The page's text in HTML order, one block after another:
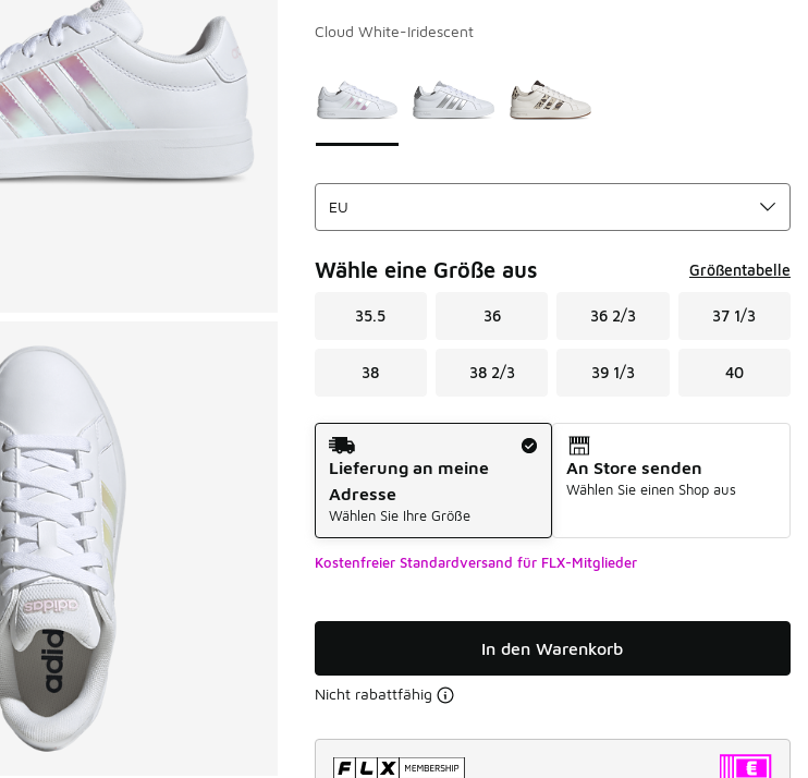
Cloud White-Iridescent
Wähle eine Größe aus Größentabelle
35.5 36 36 2/3 37 1/3
38 38 2/3 39 1/3 40
Versandart
Lieferung an meine
Adresse
Wählen Sie Ihre Größe
An Store senden
Wählen Sie einen Shop aus
Kostenfreier Standardversand für FLX-Mitglieder
In den Warenkorb
Nicht rabattfähig